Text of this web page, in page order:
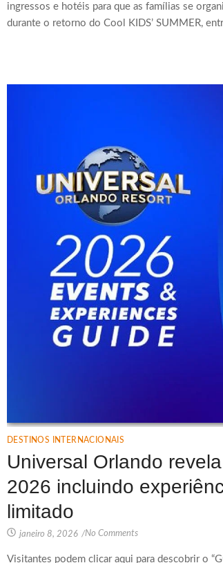
ingressos e hotéis para que as famílias se
durante o retorno do Cool KIDS’ SUMMER,
DESTINOS INTERNACIONAIS
Universal Orlando
2026 incluindo
limitado
janeiro 8, 2026 /No Comments
Visitantes podem clicar aqui para descobrir o